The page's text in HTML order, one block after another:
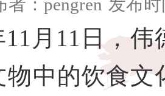
者：pengren 发布时
11月11日，
物中的饮食文